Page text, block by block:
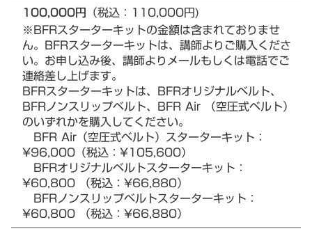
100,000円 （税込：110,000円)
※BFRスターターキットの金額は含まれておりませ
ん。BFRスターターキットは、講師よりご購入くださ
い。お申し込み後、講師よりメールもしくは電話でご
連絡差し上げます。
BFRスターターキットは、BFRオリジナルベルト、
BFRノンスリップベルト、BFR Air （空圧式ベルト）
のいずれかを購入してください。
BFR Air（空圧式ベルト）スターターキット：
¥96,000（税込：¥105,600）
BFRオリジナルベルトスターターキット：
¥60,800 （税込：¥66,880）
BFRノンスリップベルトスターターキット：
¥60,800 （税込：¥66,880）